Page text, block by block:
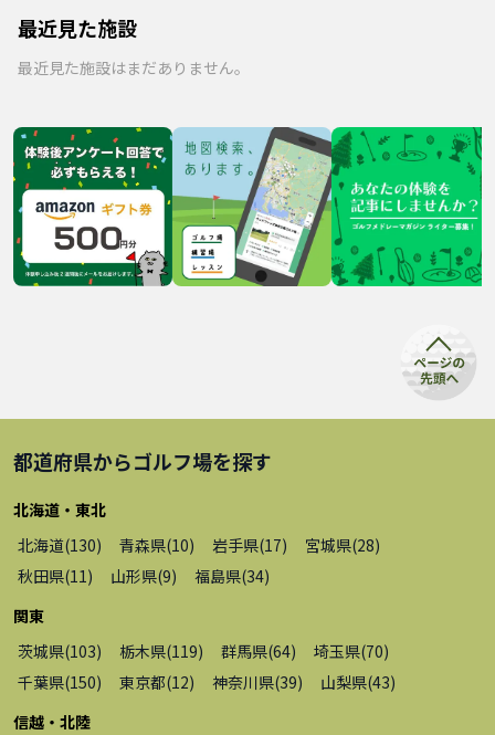
最近見た施設
最近見た施設はまだありません。
都道府県からゴルフ場を探す
北海道・東北
北海道(130) 青森県(10) 岩手県(17) 宮城県(28)
秋田県(11) 山形県(9) 福島県(34)
関東
茨城県(103) 栃木県(119) 群馬県(64) 埼玉県(70)
千葉県(150) 東京都(12) 神奈川県(39) 山梨県(43)
信越・北陸